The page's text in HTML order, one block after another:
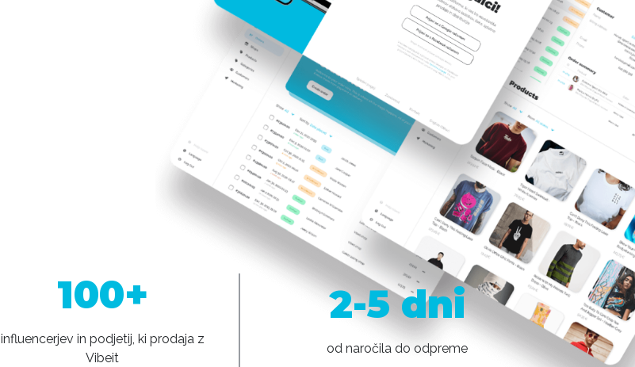
100+
influencerjev in podjetij, ki prodaja z
Vibeit
2-5 dni
od naročila do odpreme